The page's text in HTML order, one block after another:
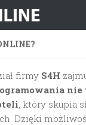
firmy S4H
, który skupia
Dzięki